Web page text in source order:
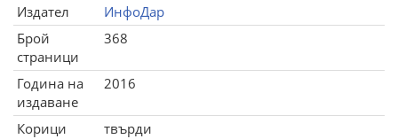
Издател
ИнфоДар
Брой
страници
368
Година на
издаване
2016
Корици
твърди